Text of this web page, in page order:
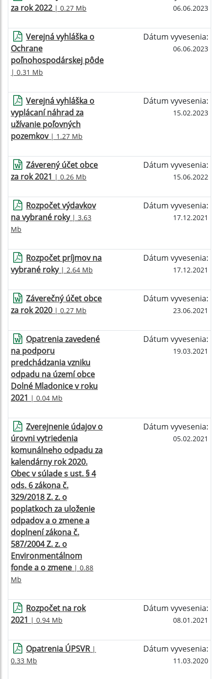
za rok 2022 | 0.27 Mb 06.06.2023
Verejná vyhláška o
Ochrane
poľnohospodárskej pôde
| 0.31 Mb
Dátum vyvesenia:
06.06.2023
Verejná vyhláška o
vyplácaní náhrad za
užívanie poľovných
pozemkov | 1.27 Mb
Dátum vyvesenia:
15.02.2023
Záverený účet obce
za rok 2021 | 0.26 Mb
Dátum vyvesenia:
15.06.2022
Rozpočet výdavkov
na vybrané roky| 3.63
Mb
Dátum vyvesenia:
17.12.2021
Rozpočet príjmov na
vybrané roky| 2.64 Mb
Dátum vyvesenia:
17.12.2021
Záverečný účet obce
za rok 2020 | 0.27 Mb
Dátum vyvesenia:
23.06.2021
Opatrenia zavedené
na podporu
predchádzania vzniku
odpadu na území obce
Dolné Mladonice v roku
2021 | 0.04 Mb
Dátum vyvesenia:
19.03.2021
Zverejnenie údajov o
úrovni vytriedenia
komunálneho odpadu za
kalendárny rok 2020.
Obec v súlade s ust. § 4
ods. 6 zákona č.
329/2018 Z. z. o
poplatkoch za uloženie
odpadov a o zmene a
doplnení zákona č.
587/2004 Z. z. o
Environmentálnom
fonde a o zmene | 0.88
Mb
Dátum vyvesenia:
05.02.2021
Rozpočet na rok
2021 | 0.94 Mb
Dátum vyvesenia:
08.01.2021
Opatrenia ÚPSVR|
0.33 Mb
Dátum vyvesenia:
11.03.2020